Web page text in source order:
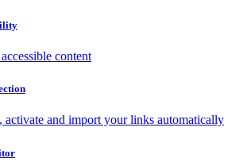
content
activate and import your links automatically